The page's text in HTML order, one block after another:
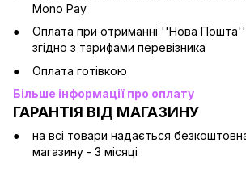
Mono Pay
Оплата при отриманні ''Нова Пошта''
згідно з тарифами перевізника
Оплата готівкою
Більше інформації про оплату
ГАРАНТІЯ ВІД МАГАЗИНУ
на всі товари надається
магазину - 3 місяці